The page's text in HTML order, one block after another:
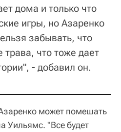
дома и только что
игры, но Азаренко
забывать, что
трава, что тоже дает
- добавил он.
может помешать
Уильямс. "Все будет